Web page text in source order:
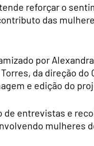
reforçar o
das
por
da direção
e edição do
de entrevistas e
mulheres